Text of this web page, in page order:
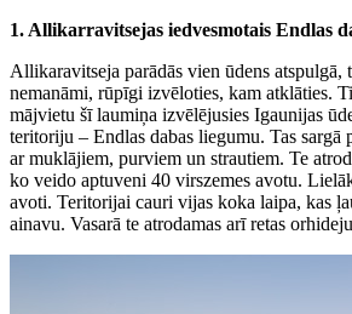
1. Allikarravitsejas iedvesmotais Endlas
Allikaravitseja parādās vien ūdens atspulgā,
nemanāmi, rūpīgi izvēloties, kam atklāties.
mājvietu šī laumiņa izvēlējusies Igaunijas
teritoriju – Endlas dabas liegumu. Tas sargā
ar muklājiem, purviem un strautiem. Te
ko veido aptuveni 40 virszemes avotu.
avoti. Teritorijai cauri vijas koka laipa, kas
ainavu. Vasarā te atrodamas arī retas